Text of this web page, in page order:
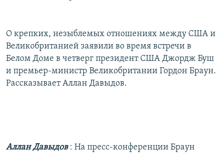
О крепких, незыблемых отношениях между США и
Великобританией заявили во время встречи в
Белом Доме в четверг президент США Джордж Буш
и премьер-министр Великобритании Гордон Браун.
Рассказывает Аллан Давыдов.
Аллан Давыдов : На пресс-конференции Браун